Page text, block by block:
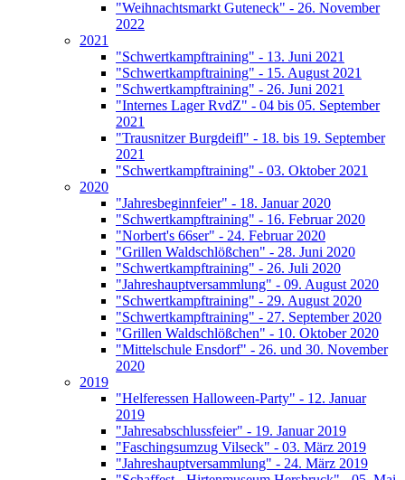
"Weihnachtsmarkt Guteneck" - 26. November
2022
2021
"Schwertkampftraining" - 13. Juni 2021
"Schwertkampftraining" - 15. August 2021
"Schwertkampftraining" - 26. Juni 2021
"Internes Lager RvdZ" - 04 bis 05. September
2021
"Trausnitzer Burgdeifl" - 18. bis 19. September
2021
"Schwertkampftraining" - 03. Oktober 2021
2020
"Jahresbeginnfeier" - 18. Januar 2020
"Schwertkampftraining" - 16. Februar 2020
"Norbert's 66ser" - 24. Februar 2020
"Grillen Waldschlößchen" - 28. Juni 2020
"Schwertkampftraining" - 26. Juli 2020
"Jahreshauptversammlung" - 09. August 2020
"Schwertkampftraining" - 29. August 2020
"Schwertkampftraining" - 27. September 2020
"Grillen Waldschlößchen" - 10. Oktober 2020
"Mittelschule Ensdorf" - 26. und 30. November
2020
2019
"Helferessen Halloween-Party" - 12. Januar
2019
"Jahresabschlussfeier" - 19. Januar 2019
"Faschingsumzug Vilseck" - 03. März 2019
"Jahreshauptversammlung" - 24. März 2019